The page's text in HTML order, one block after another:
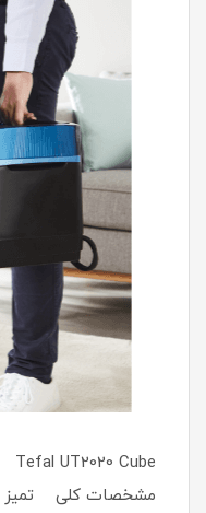
Tefal UT2020 Cube
مشخصات کلی تمیز